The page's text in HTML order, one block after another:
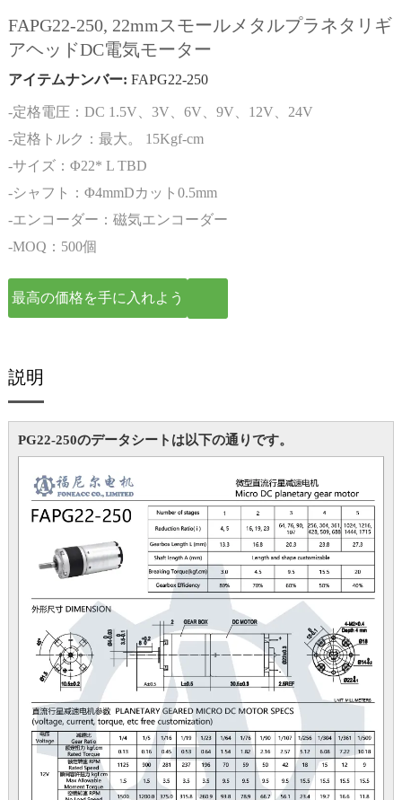
FAPG22-250, 22mmスモールメタルプラネタリギ
アヘッドDC電気モーター
アイテムナンバー: FAPG22-250
-定格電圧：DC 1.5V、3V、6V、9V、12V、24V
-定格トルク：最大。 15Kgf-cm
-サイズ：Φ22* L TBD
-シャフト：Φ4mmDカット0.5mm
-エンコーダー：磁気エンコーダー
-MOQ：500個
最高の価格を手に入れよう
説明
PG22-250のデータシートは以下の通りです。